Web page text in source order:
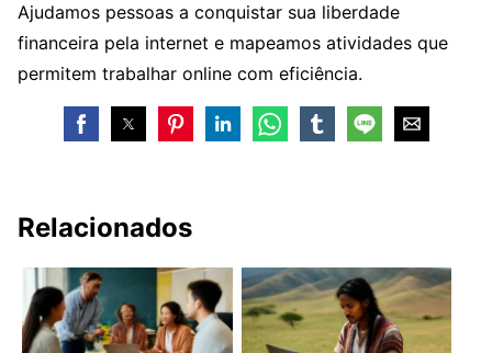
Ajudamos pessoas a conquistar sua liberdade
financeira pela internet e mapeamos atividades que
permitem trabalhar online com eficiência.
Relacionados